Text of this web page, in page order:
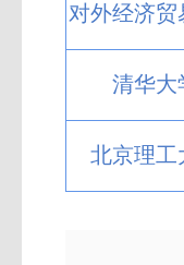
对外经济贸
清华大
北京理工